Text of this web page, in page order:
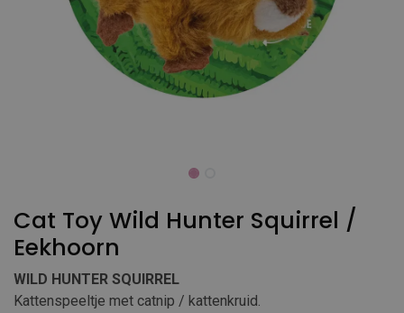
Cat Toy Wild Hunter Squirrel /
Eekhoorn
WILD HUNTER SQUIRREL
Kattenspeeltje met catnip / kattenkruid.